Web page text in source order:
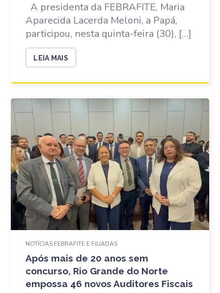
A presidenta da FEBRAFITE, Maria
Aparecida Lacerda Meloni, a Papá,
participou, nesta quinta-feira (30), […]
LEIA MAIS
NOTÍCIAS FEBRAFITE E FILIADAS
Após mais de 20 anos sem
concurso, Rio Grande do Norte
empossa 46 novos Auditores Fiscais